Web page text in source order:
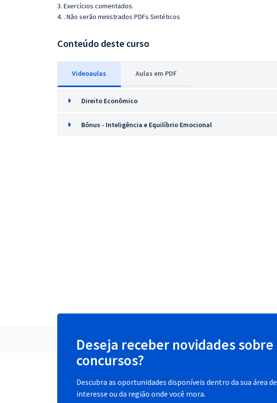
3. Exercícios comentados.
4. . Não serão ministrados PDFs Sintéticos
Conteúdo deste curso
Videoaulas Aulas em PDF
Direito Econômico
Bônus - Inteligência e Equilíbrio Emocional
Deseja receber novidades sobre
concursos?
Descubra as oportunidades disponíveis dentro da sua área de
interesse ou da região onde você mora.